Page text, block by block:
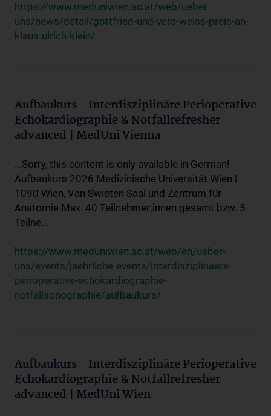
https://www.meduniwien.ac.at/web/ueber-
uns/news/detail/gottfried-und-vera-weiss-preis-an-
klaus-ulrich-klein/
Aufbaukurs - Interdisziplinäre Perioperative
Echokardiographie & Notfallrefresher
advanced | MedUni Vienna
...Sorry, this content is only available in German!
Aufbaukurs 2026 Medizinische Universität Wien |
1090 Wien, Van Swieten Saal und Zentrum für
Anatomie Max. 40 Teilnehmer:innen gesamt bzw. 5
Teilne...
https://www.meduniwien.ac.at/web/en/ueber-
uns/events/jaehrliche-events/interdisziplinaere-
perioperative-echokardiographie-
notfallsonographie/aufbaukurs/
Aufbaukurs - Interdisziplinäre Perioperative
Echokardiographie & Notfallrefresher
advanced | MedUni Wien